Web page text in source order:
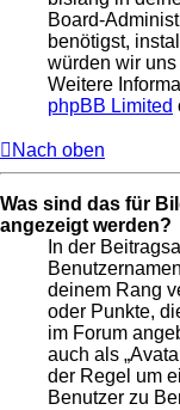
Board-
benötigst,
würden wir
Weitere
phpBB Limited
Nach oben
Was sind das für
angezeigt werden?
In der
deinem Rang
oder Punkte,
im Forum
auch als
der Regel um
Benutzer zu